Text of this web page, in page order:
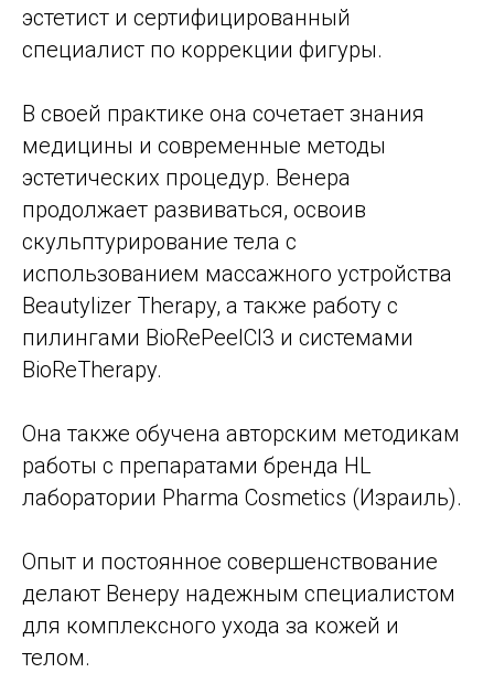
эстетист и сертифицированный
специалист по коррекции фигуры.
В своей практике она сочетает знания
медицины и современные методы
эстетических процедур. Венера
продолжает развиваться, освоив
скульптурирование тела с
использованием массажного устройства
Beautylizer Therapy, а также работу с
пилингами BioRePeelCl3 и системами
BioReTherapy.
Она также обучена авторским методикам
работы с препаратами бренда HL
лаборатории Pharma Cosmetics (Израиль).
Опыт и постоянное совершенствование
делают Венеру надежным специалистом
для комплексного ухода за кожей и
телом.